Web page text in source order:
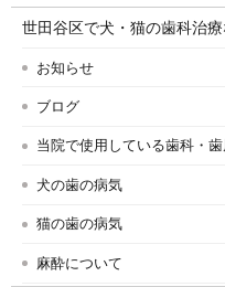
世田谷区で犬・猫の歯科治
お知らせ
ブログ
当院で使用している歯科・
犬の歯の病気
猫の歯の病気
麻酔について